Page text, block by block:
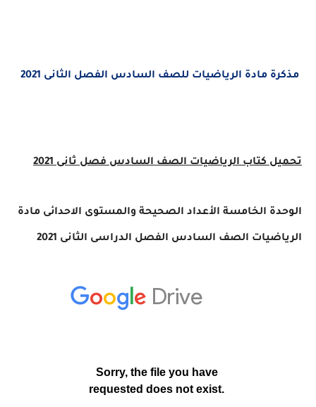
مذكرة مادة الرياضيات للصف السادس الفصل الثانى 2021
تحميل كتاب الرياضيات الصف السادس فصل ثانى 2021
الوحدة الخامسة الأعداد الصحيحة والمستوى الاحدائى مادة
الرياضيات الصف السادس الفصل الدراسى الثانى 2021